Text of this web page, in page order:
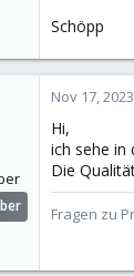
Schöpp
Nov 17, 2023
Hi,
ich sehe in
Die
Fragen zu